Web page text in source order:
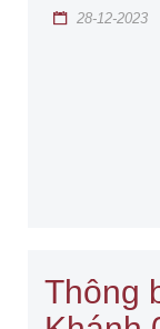
28-12-2023
Thông